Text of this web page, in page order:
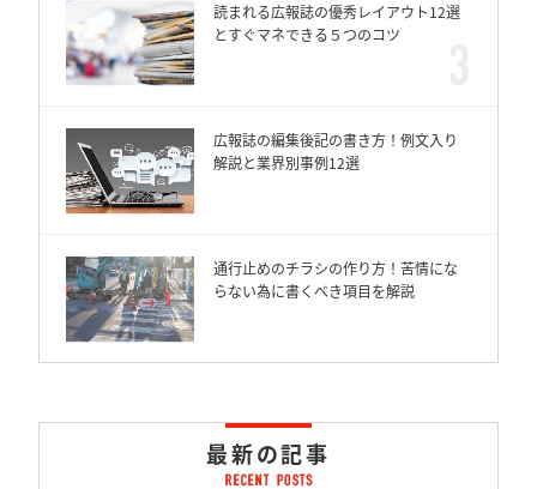
読まれる広報誌の優秀レイアウト12選
とすぐマネできる５つのコツ
広報誌の編集後記の書き方！例文入り
解説と業界別事例12選
通行止めのチラシの作り方！苦情にな
らない為に書くべき項目を解説
最新の記事